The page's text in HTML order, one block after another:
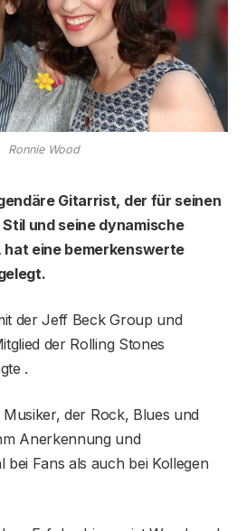
Ronnie Wood
Gitarrist, der für seinen
und seine dynamische
hat eine bemerkenswerte
der Jeff Beck Group und
der Rolling Stones
.
Musiker, der Rock, Blues und
Anerkennung und
Fans als auch bei Kollegen